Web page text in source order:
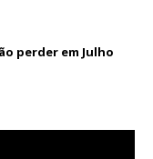
perder em Julho